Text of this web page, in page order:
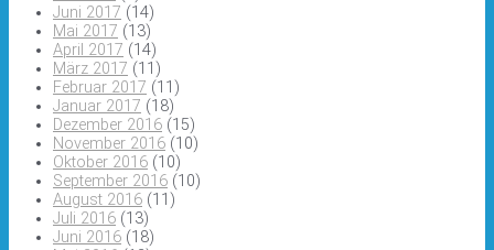
Juni 2017 (14)
Mai 2017 (13)
April 2017 (14)
März 2017 (11)
Februar 2017 (11)
Januar 2017 (18)
Dezember 2016 (15)
November 2016 (10)
Oktober 2016 (10)
September 2016 (10)
August 2016 (11)
Juli 2016 (13)
Juni 2016 (18)